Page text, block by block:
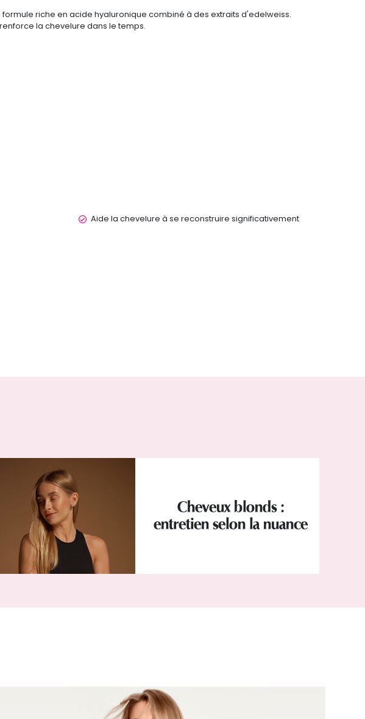
riche en acide hyaluronique combiné à des extraits d'edelweiss.
la chevelure dans le temps.
Aide la chevelure à se reconstruire significativement
Cheveux blonds :
entretien selon la nuance